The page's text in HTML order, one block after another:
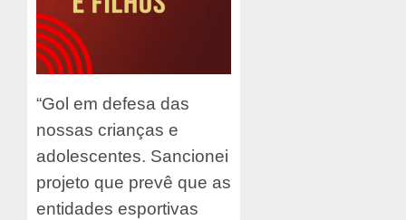
“Gol em defesa das
nossas crianças e
adolescentes. Sancionei
projeto que prevê que as
entidades esportivas